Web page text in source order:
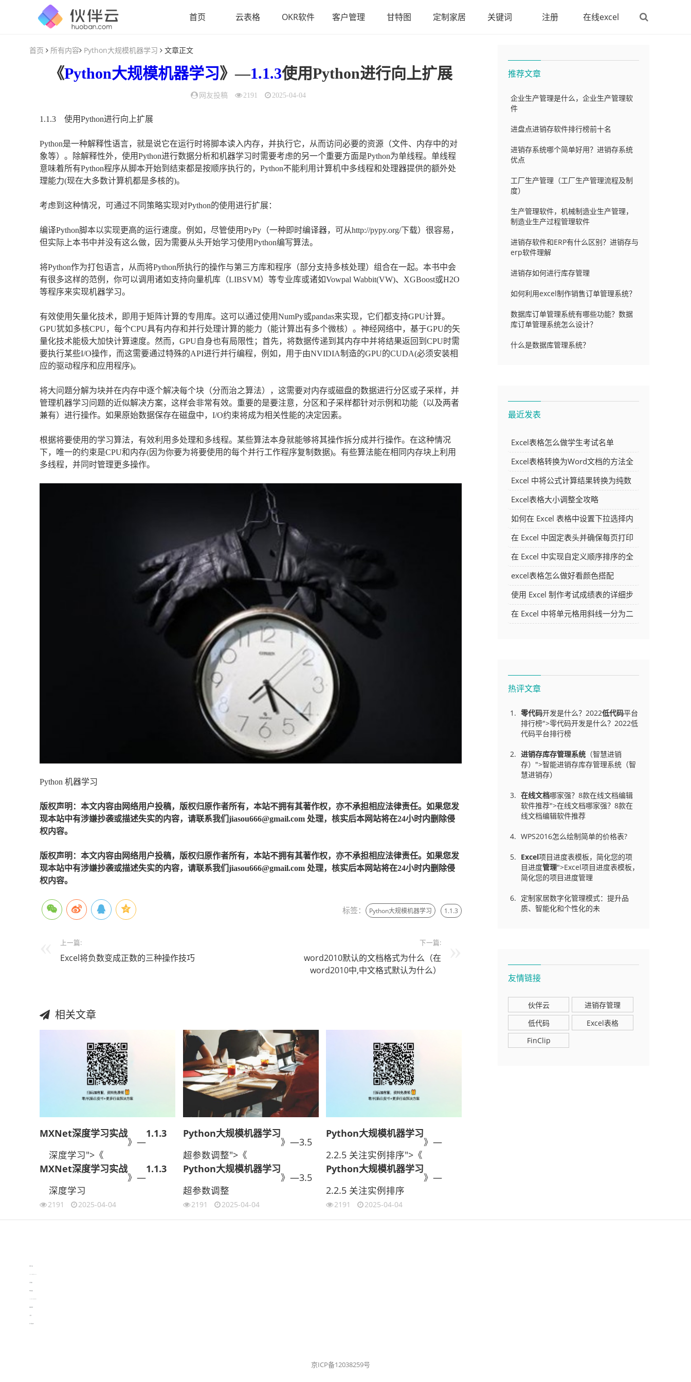
首页 云表格 OKR软件 客户管理 甘特图 定制家居 关键词 注册 在线excel
首页 所有内容 Python大规模机器学习 文章正文
《Python大规模机器学习》—1.1.3使用Python进行向上扩展
网友投稿 2191 2025-04-04
1.1.3 使用Python进行向上扩展
Python是一种解释性语言，就是说它在运行时将脚本读入内存，并执行它，从而访问必要的资源（文件、内存中的对
象等）。除解释性外，使用Python进行数据分析和机器学习时需要考虑的另一个重要方面是Python为单线程。单线程
意味着所有Python程序从脚本开始到结束都是按顺序执行的，Python不能利用计算机中多线程和处理器提供的额外处
理能力(现在大多数计算机都是多核的)。
考虑到这种情况，可通过不同策略实现对Python的使用进行扩展：
编译Python脚本以实现更高的运行速度。例如，尽管使用PyPy（一种即时编译器，可从http://pypy.org/下载）很容易，
但实际上本书中并没有这么做，因为需要从头开始学习使用Python编写算法。
将Python作为打包语言，从而将Python所执行的操作与第三方库和程序（部分支持多核处理）组合在一起。本书中会
有很多这样的范例，你可以调用诸如支持向量机库（LIBSVM）等专业库或诸如Vowpal Wabbit(VW)、XGBoost或H2O
等程序来实现机器学习。
有效使用矢量化技术，即用于矩阵计算的专用库。这可以通过使用NumPy或pandas来实现，它们都支持GPU计算。
GPU犹如多核CPU，每个CPU具有内存和并行处理计算的能力（能计算出有多个微核）。神经网络中，基于GPU的矢
量化技术能极大加快计算速度。然而，GPU自身也有局限性；首先，将数据传递到其内存中并将结果返回到CPU时需
要执行某些I/O操作，而这需要通过特殊的API进行并行编程，例如，用于由NVIDIA制造的GPU的CUDA(必须安装相
应的驱动程序和应用程序)。
将大问题分解为块并在内存中逐个解决每个块（分而治之算法），这需要对内存或磁盘的数据进行分区或子采样，并
管理机器学习问题的近似解决方案，这样会非常有效。重要的是要注意，分区和子采样都针对示例和功能（以及两者
兼有）进行操作。如果原始数据保存在磁盘中，I/O约束将成为相关性能的决定因素。
根据将要使用的学习算法，有效利用多处理和多线程。某些算法本身就能够将其操作拆分成并行操作。在这种情况
下，唯一的约束是CPU和内存(因为你要为将要使用的每个并行工作程序复制数据)。有些算法能在相同内存块上利用
多线程，并同时管理更多操作。
Python 机器学习
版权声明：本文内容由网络用户投稿，版权归原作者所有，本站不拥有其著作权，亦不承担相应法律责任。如果您发
现本站中有涉嫌抄袭或描述失实的内容，请联系我们jiasou666@gmail.com 处理，核实后本网站将在24小时内删除侵
权内容。
版权声明：本文内容由网络用户投稿，版权归原作者所有，本站不拥有其著作权，亦不承担相应法律责任。如果您发
现本站中有涉嫌抄袭或描述失实的内容，请联系我们jiasou666@gmail.com 处理，核实后本网站将在24小时内删除侵
权内容。
标签： Python大规模机器学习 1.1.3
上一篇:
Excel将负数变成正数的三种操作技巧
下一篇:
word2010默认的文档格式为什么（在
word2010中,中文格式默认为什么）
相关文章
MXNet深度学习实战
》—
1.1.3
深度学习">《
MXNet深度学习实战
》—
1.1.3
深度学习
2191 2025-04-04
Python大规模机器学习
》—3.5
超参数调整">《
Python大规模机器学习
》—3.5
超参数调整
2191 2025-04-04
Python大规模机器学习
》—
2.2.5 关注实例排序">《
Python大规模机器学习
》—
2.2.5 关注实例排序
2191 2025-04-04
推荐文章
企业生产管理是什么，企业生产管理软
件
进盘点进销存软件排行榜前十名
进销存系统哪个简单好用？进销存系统
优点
工厂生产管理（工厂生产管理流程及制
度）
生产管理软件，机械制造业生产管理，
制造业生产过程管理软件
进销存软件和ERP有什么区别？进销存与
erp软件理解
进销存如何进行库存管理
如何利用excel制作销售订单管理系统？
数据库订单管理系统有哪些功能？数据
库订单管理系统怎么设计？
什么是数据库管理系统？
最近发表
Excel表格怎么做学生考试名单
Excel表格转换为Word文档的方法全
解析
Excel 中将公式计算结果转换为纯数
字的多种方法
Excel表格大小调整全攻略
如何在 Excel 表格中设置下拉选择内
容
在 Excel 中固定表头并确保每页打印
时都显示表头的方法详解
在 Excel 中实现自定义顺序排序的全
面指南
excel表格怎么做好看颜色搭配
使用 Excel 制作考试成绩表的详细步
骤及技巧
在 Excel 中将单元格用斜线一分为二
热评文章
零代码开发是什么？2022低代码平台
排行榜">零代码开发是什么？2022低
代码平台排行榜
进销存库存管理系统 （智慧进销
存）">智能进销存库存管理系统（智
慧进销存）
在线文档哪家强？8款在线文档编辑
软件推荐">在线文档哪家强？8款在
线文档编辑软件推荐
WPS2016怎么绘制简单的价格表?
Excel项目进度表模板，简化您的项
目进度管理">Excel项目进度表模板，
简化您的项目进度管理
定制家居数字化管理模式：提升品
质、智能化和个性化的未
友情链接
伙伴云
进销存管理
低代码
Excel表格
FinClip
京ICP备12038259号